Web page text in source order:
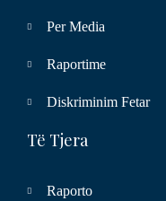
Per Media
Raportime
Diskriminim Fetar
Të Tjera
Raporto